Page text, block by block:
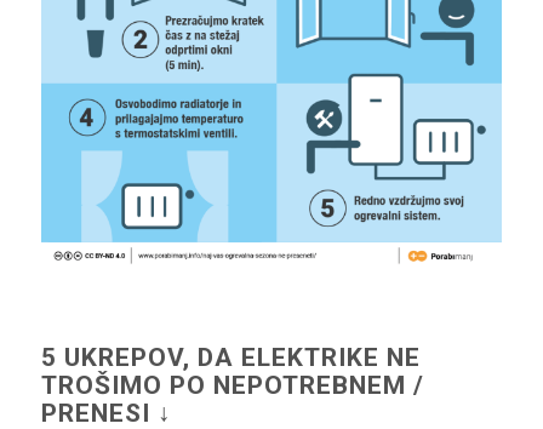
5 UKREPOV, DA ELEKTRIKE NE
TROŠIMO PO NEPOTREBNEM /
PRENESI ↓